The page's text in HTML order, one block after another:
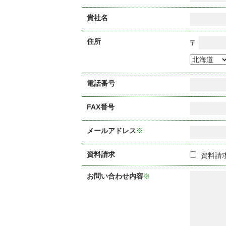
貴社名
住所 〒
電話番号
FAX番号
メールアドレス※
資料請求 資料請
お問い合わせ内容※